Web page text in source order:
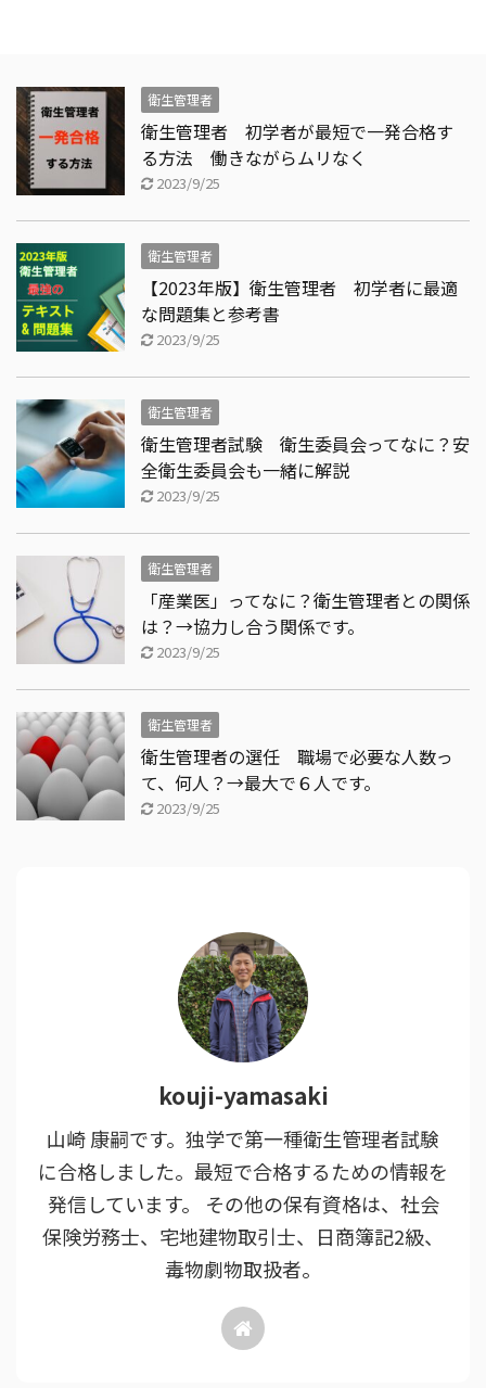
衛生管理者
衛生管理者 初学者が最短で一発合格す
る方法 働きながらムリなく
2023/9/25
衛生管理者
【2023年版】衛生管理者 初学者に最適
な問題集と参考書
2023/9/25
衛生管理者
衛生管理者試験 衛生委員会ってなに？安
全衛生委員会も一緒に解説
2023/9/25
衛生管理者
「産業医」ってなに？衛生管理者との関係
は？→協力し合う関係です。
2023/9/25
衛生管理者
衛生管理者の選任 職場で必要な人数っ
て、何人？→最大で６人です。
2023/9/25
kouji-yamasaki
山崎 康嗣です。独学で第一種衛生管理者試験
に合格しました。最短で合格するための情報を
発信しています。 その他の保有資格は、社会
保険労務士、宅地建物取引士、日商簿記2級、
毒物劇物取扱者。